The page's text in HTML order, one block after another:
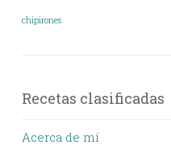
chipirones
Recetas clasificadas
Acerca de mí